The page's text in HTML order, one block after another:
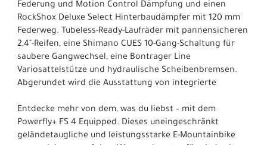
Federung und Motion Control Dämpfung und einen
RockShox Deluxe Select Hinterbaudämpfer mit 120 mm
Federweg. Tubeless-Ready-Laufräder mit pannensicheren
2,4"-Reifen, eine Shimano CUES 10-Gang-Schaltung für
saubere Gangwechsel, eine Bontrager Line
Variosattelstütze und hydraulische Scheibenbremsen.
Abgerundet wird die Ausstattung von integrierte
Entdecke mehr von dem, was du liebst – mit dem
Powerfly+ FS 4 Equipped. Dieses uneingeschränkt
geländetaugliche und leistungsstarke E-Mountainbike